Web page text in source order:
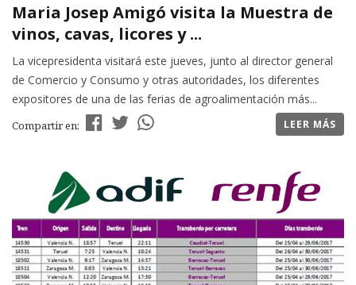
Maria Josep Amigó visita la Muestra de
vinos, cavas, licores y ...
La vicepresidenta visitará este jueves, junto al director general
de Comercio y Consumo y otras autoridades, los diferentes
expositores de una de las ferias de agroalimentación más...
Compartir en: LEER MÁS